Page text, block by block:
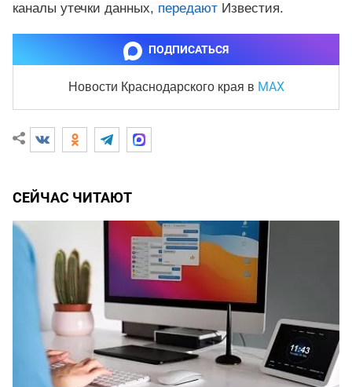
каналы утечки данных, передают Известия.
ПОДПИСАТЬСЯ
Новости Краснодарского края в MAX
СЕЙЧАС ЧИТАЮТ